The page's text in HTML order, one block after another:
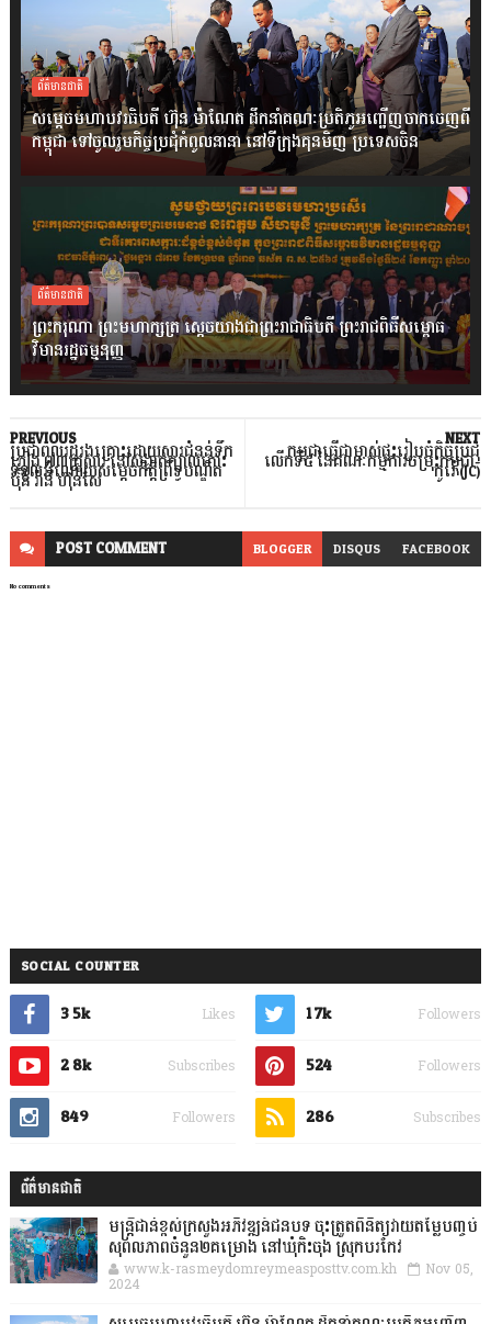
ព័ត៌មានជាតិ
សម្តេចមហាបវរធិបតី ហ៊ុន ម៉ាណែត ដឹកនាំគណៈប្រតិភូអញ្ជើញចាកចេញពី
កម្ពុជា ទៅចូលរួមកិច្ចប្រជុំកំពូលនានា នៅទីក្រុងគុនមិញ ប្រទេសចិន
ព័ត៌មានជាតិ
ព្រះករុណា ព្រះមហាក្សត្រ ស្តេចយាងជាព្រះរាជាធិបតី ព្រះរាជពិធីសម្ពោធ
វិមានរដ្ឋធម្មនុញ្ញ
NEXT
កម្ពុជាធ្វើជាម្ចាស់ផ្ទះរៀបចំកិច្ចប្រជុំ
លើកទី៥ នៃគណៈកម្មការចម្រុះកម្ពុជា-
កូរ៉េ (JC)
PREVIOUS
ប្រជាពលរដ្ឋរងគ្រោះដោយសារជំនន់ទឹក
ភ្លៀង ៧៣គ្រួសារ នៅសង្កាត់ក្បាលកោះ
ទទួលអំណោយសម្តេចកិត្តិព្រឹទ្ធបណ្ឌិត
ប៊ុន រ៉ានី ហ៊ុនសែ
POSTCOMMENT BLOGGER DISQUS FACEBOOK
No comments
SOCIAL COUNTER
3.5k Likes 1.7k Followers
2.8k Subscribes 524 Followers
849 Followers 286 Subscribes
ព័ត៌មានជាតិ
មន្ត្រីជាន់ខ្ពស់ក្រសួងអភិវឌ្ឍន៍ជនបទ ចុះត្រួតពិនិត្យវាយតម្លៃបញ្ចប់
សុពលភាពចំនួន២គម្រោង នៅឃុំកិះចុង ស្រុកបរកែវ
www.k-rasmeydomreymeasposttv.com.kh Nov 05,
2024